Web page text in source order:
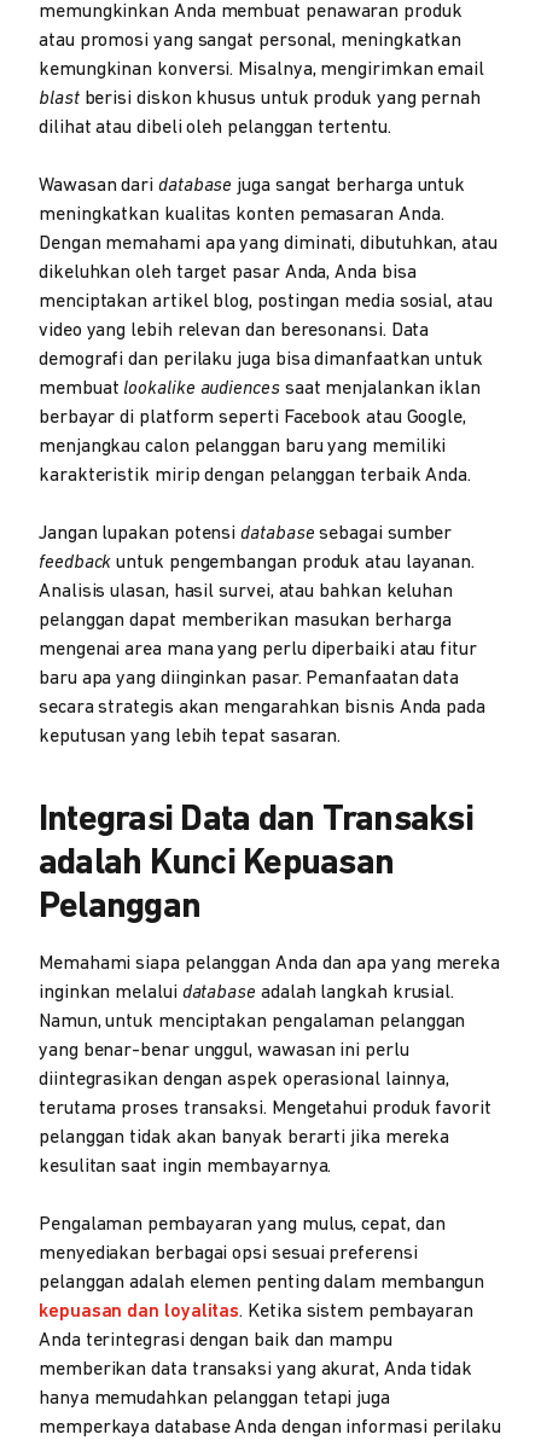
memungkinkan Anda membuat penawaran produk
atau promosi yang sangat personal, meningkatkan
kemungkinan konversi. Misalnya, mengirimkan email
blastberisi diskon khusus untuk produk yang pernah
dilihat atau dibeli oleh pelanggan tertentu.
Wawasan dari database juga sangat berharga untuk
meningkatkan kualitas konten pemasaran Anda.
Dengan memahami apa yang diminati, dibutuhkan, atau
dikeluhkan oleh target pasar Anda, Anda bisa
menciptakan artikel blog, postingan media sosial, atau
video yang lebih relevan dan beresonansi. Data
demografi dan perilaku juga bisa dimanfaatkan untuk
membuat lookalike audiencessaat menjalankan iklan
berbayar di platform seperti Facebook atau Google,
menjangkau calon pelanggan baru yang memiliki
karakteristik mirip dengan pelanggan terbaik Anda.
Jangan lupakan potensidatabasesebagai sumber
feedback untuk pengembangan produk atau layanan.
Analisis ulasan, hasil survei, atau bahkan keluhan
pelanggan dapat memberikan masukan berharga
mengenai area mana yang perlu diperbaiki atau fitur
baru apa yang diinginkan pasar. Pemanfaatan data
secara strategis akan mengarahkan bisnis Anda pada
keputusan yang lebih tepat sasaran.
Integrasi Data dan Transaksi
adalah Kunci Kepuasan
Pelanggan
Memahami siapa pelanggan Anda dan apa yang mereka
inginkan melalui database adalah langkah krusial.
Namun, untuk menciptakan pengalaman pelanggan
yang benar-benar unggul, wawasan ini perlu
diintegrasikan dengan aspek operasional lainnya,
terutama proses transaksi. Mengetahui produk favorit
pelanggan tidak akan banyak berarti jika mereka
kesulitan saat ingin membayarnya.
Pengalaman pembayaran yang mulus, cepat, dan
menyediakan berbagai opsi sesuai preferensi
pelanggan adalah elemen penting dalam membangun
kepuasan dan loyalitas. Ketika sistem pembayaran
Anda terintegrasi dengan baik dan mampu
memberikan data transaksi yang akurat, Anda tidak
hanya memudahkan pelanggan tetapi juga
memperkaya database Anda dengan informasi perilaku